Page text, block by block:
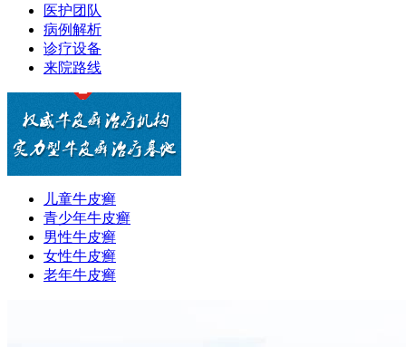
医护团队
病例解析
诊疗设备
来院路线
儿童牛皮癣
青少年牛皮癣
男性牛皮癣
女性牛皮癣
老年牛皮癣